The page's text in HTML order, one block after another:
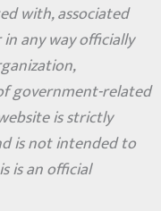
with, associated
any way officially
government-related
is strictly
is not intended to
is an official